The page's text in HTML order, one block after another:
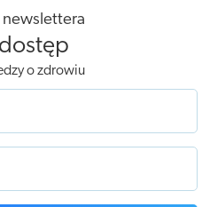
newslettera
o zdrowiu